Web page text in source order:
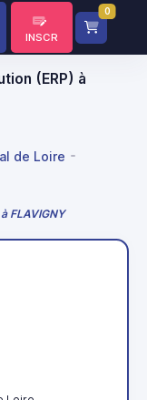
INSCR
0
(ERP) à
de Loire
FLAVIGNY